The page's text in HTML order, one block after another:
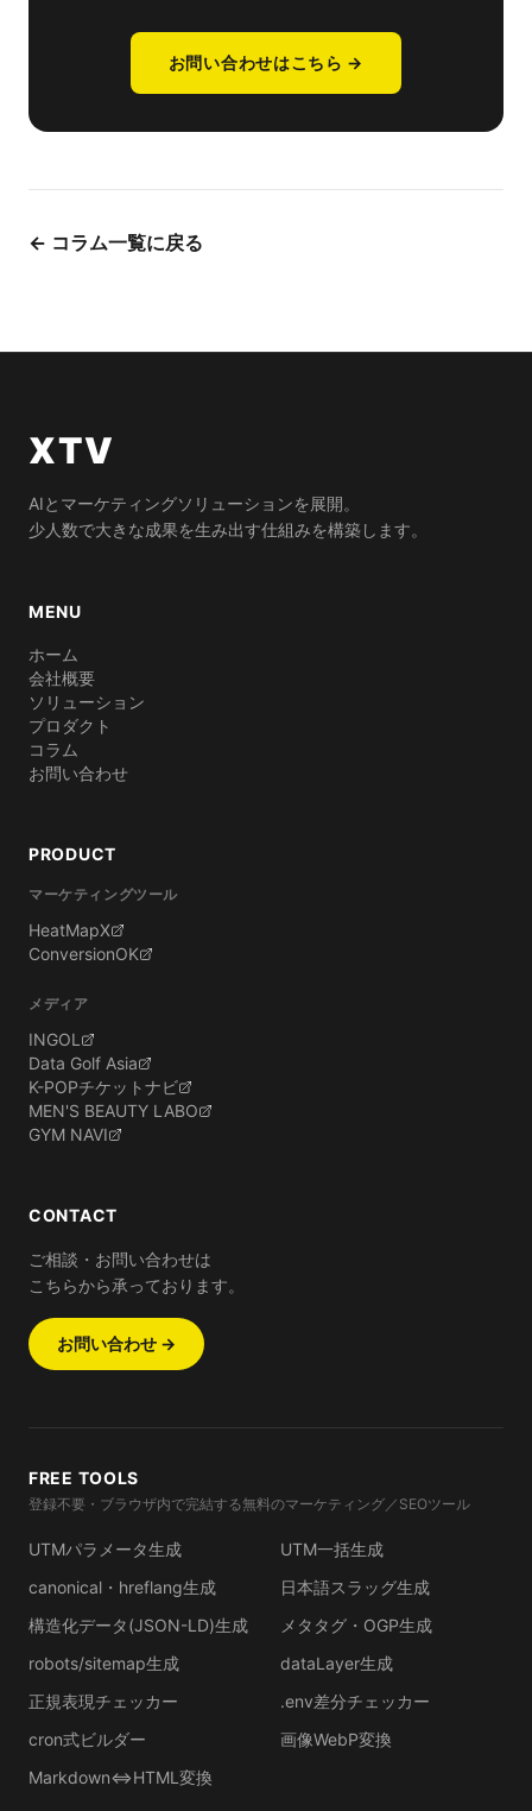
お問い合わせはこちら →
← コラム一覧に戻る
XTV
AIとマーケティングソリューションを展開。
少人数で大きな成果を生み出す仕組みを構築します。
MENU
ホーム
会社概要
ソリューション
プロダクト
コラム
お問い合わせ
PRODUCT
マーケティングツール
HeatMapX
ConversionOK
メディア
INGOL
Data Golf Asia
K-POPチケットナビ
MEN'S BEAUTY LABO
GYM NAVI
CONTACT
ご相談・お問い合わせは
こちらから承っております。
お問い合わせ →
FREE TOOLS
登録不要・ブラウザ内で完結する無料のマーケティング／SEOツール
UTMパラメータ生成
UTM一括生成
canonical・hreflang生成
日本語スラッグ生成
構造化データ(JSON-LD)生成
メタタグ・OGP生成
robots/sitemap生成
dataLayer生成
正規表現チェッカー
.env差分チェッカー
cron式ビルダー
画像WebP変換
Markdown⇔HTML変換